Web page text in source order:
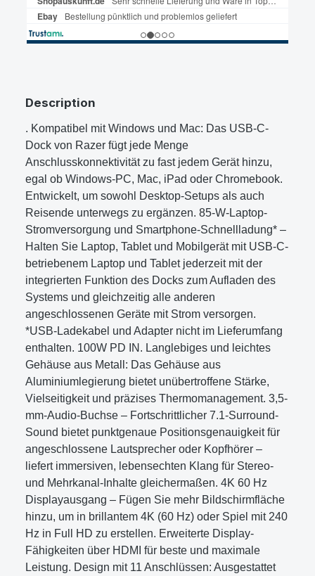
Description
. Kompatibel mit Windows und Mac: Das USB-C-
Dock von Razer fügt jede Menge
Anschlusskonnektivität zu fast jedem Gerät hinzu,
egal ob Windows-PC, Mac, iPad oder Chromebook.
Entwickelt, um sowohl Desktop-Setups als auch
Reisende unterwegs zu ergänzen. 85-W-Laptop-
Stromversorgung und Smartphone-Schnellladung* –
Halten Sie Laptop, Tablet und Mobilgerät mit USB-C-
betriebenem Laptop und Tablet jederzeit mit der
integrierten Funktion des Docks zum Aufladen des
Systems und gleichzeitig alle anderen
angeschlossenen Geräte mit Strom versorgen.
*USB-Ladekabel und Adapter nicht im Lieferumfang
enthalten. 100W PD IN. Langlebiges und leichtes
Gehäuse aus Metall: Das Gehäuse aus
Aluminiumlegierung bietet unübertroffene Stärke,
Vielseitigkeit und präzises Thermomanagement. 3,5-
mm-Audio-Buchse – Fortschrittlicher 7.1-Surround-
Sound bietet punktgenaue Positionsgenauigkeit für
angeschlossene Lautsprecher oder Kopfhörer –
liefert immersiven, lebensechten Klang für Stereo-
und Mehrkanal-Inhalte gleichermaßen. 4K 60 Hz
Displayausgang – Fügen Sie mehr Bildschirmfläche
hinzu, um in brillantem 4K (60 Hz) oder Spiel mit 240
Hz in Full HD zu erstellen. Erweiterte Display-
Fähigkeiten über HDMI für beste und maximale
Leistung. Design mit 11 Anschlüssen: Ausgestattet